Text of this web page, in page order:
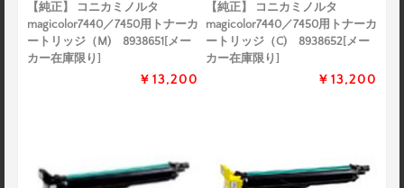
【純正】 コニカミノルタ
magicolor7440／7450用トナーカ
ートリッジ（M) 8938651[メー
カー在庫限り]
￥13,200
【純正】 コニカミノルタ
magicolor7440／7450用トナーカ
ートリッジ（C) 8938652[メー
カー在庫限り]
￥13,200